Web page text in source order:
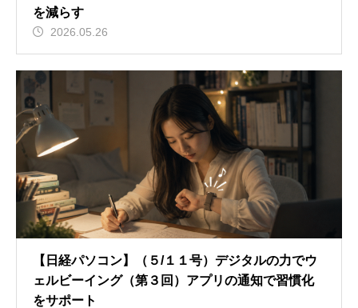
を減らす
2026.05.26
【日経パソコン】（５/１１号）デジタルの力でウ
ェルビーイング（第３回）アプリの通知で習慣化
をサポート